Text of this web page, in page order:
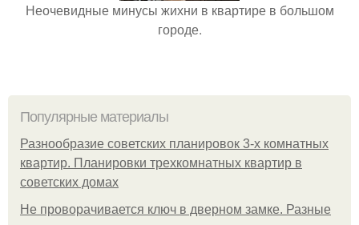
Неочевидные минусы жихни в квартире в большом
городе.
Популярные материалы
Разнообразие советских планировок 3-х комнатных
квартир. Планировки трехкомнатных квартир в
советских домах
Не проворачивается ключ в дверном замке. Разные